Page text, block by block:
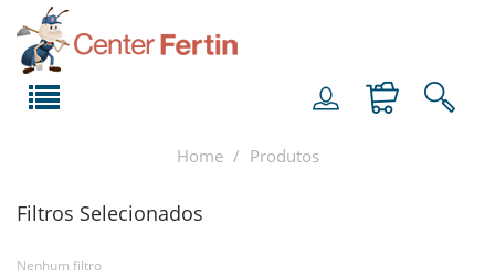
Home Produtos
Filtros Selecionados
Nenhum filtro